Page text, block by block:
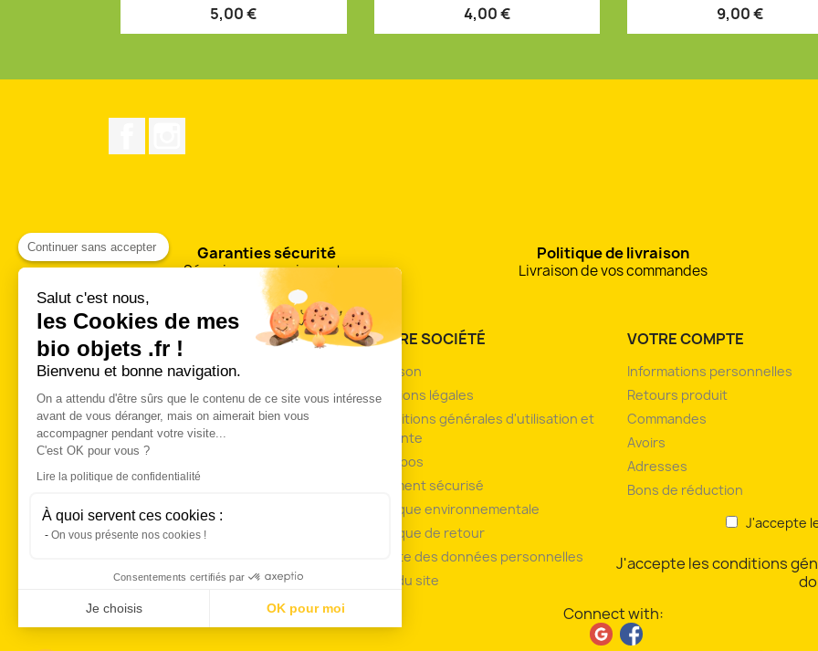
5,00 € 4,00 € 9,00 €
Garanties sécurité
Sécurisez vos paiements
Politique de livraison
Livraison de vos commandes
PRODUITS
Quelle taille pour mes bio bijoux?
Matières de base
Concept bracelet duo
Remises commerciales
Meilleures ventes
NOTRE SOCIÉTÉ
Livraison
Mentions légales
Conditions générales d'utilisation et
de vente
A propos
Paiement sécurisé
Politique environnementale
Politique de retour
Charte des données personnelles
Plan du site
VOTRE COMPTE
Informations personnelles
Retours produit
Commandes
Avoirs
Adresses
Bons de réduction
J'accepte
J'accepte les conditions
Connect with:
Continuer sans accepter
Salut c'est nous,
les Cookies de mes
bio objets .fr !
Bienvenu et bonne navigation.
On a attendu d'être sûrs que le contenu de ce site vous intéresse
avant de vous déranger, mais on aimerait bien vous
accompagner pendant votre visite...
C'est OK pour vous ?
Lire la politique de confidentialité
À quoi servent ces cookies :
On vous présente nos cookies !
Consentements certifiés par
Je choisis OK pour moi